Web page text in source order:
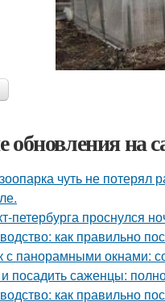
обновления на
чуть не потерял
петербурга проснулся
как правильно
с панорамными окнами:
посадить саженцы:
как правильно